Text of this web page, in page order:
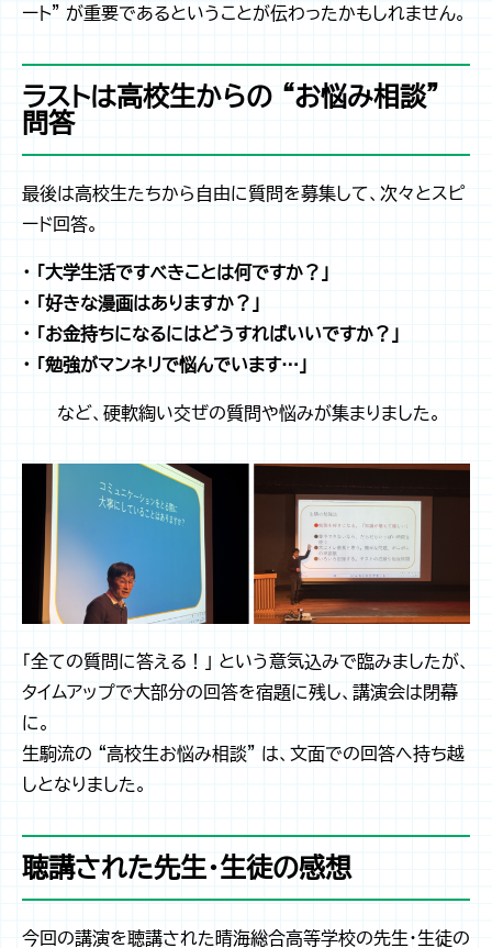
ート” が重要であるということが伝わったかもしれません。
ラストは高校生からの “お悩み相談”
問答
最後は高校生たちから自由に質問を募集して、次々とスピ
ード回答。
・ 「大学生活ですべきことは何ですか？」
・ 「好きな漫画はありますか？」
・ 「お金持ちになるにはどうすればいいですか？」
・ 「勉強がマンネリで悩んでいます…」
――など、硬軟綯い交ぜの質問や悩みが集まりました。
「全ての質問に答える！」 という意気込みで臨みましたが、
タイムアップで大部分の回答を宿題に残し、講演会は閉幕
に。
生駒流の “高校生お悩み相談” は、文面での回答へ持ち越
しとなりました。
聴講された先生・生徒の感想
今回の講演を聴講された晴海総合高等学校の先生・生徒の